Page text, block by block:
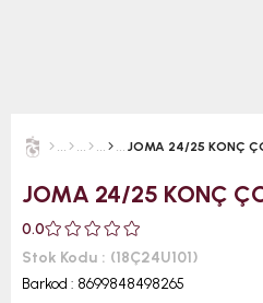
JOMA 24/25 KONÇ
JOMA 24/25 KONÇ
0.0
Stok Kodu
(18Ç24U101)
Barkod : 8699848498265